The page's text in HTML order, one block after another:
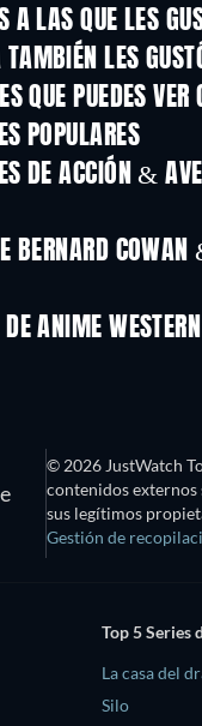
A LAS QUE LES
TAMBIÉN LES
TV
QUE PUEDES VER
TV
POPULARES
DE ACCIÓN &
BERNARD COWAN
ANIME WESTERN
TV
© 2026 JustWatch
contenidos externos
sus legítimos
Gestión de
Top 5 Series
La casa del
Silo